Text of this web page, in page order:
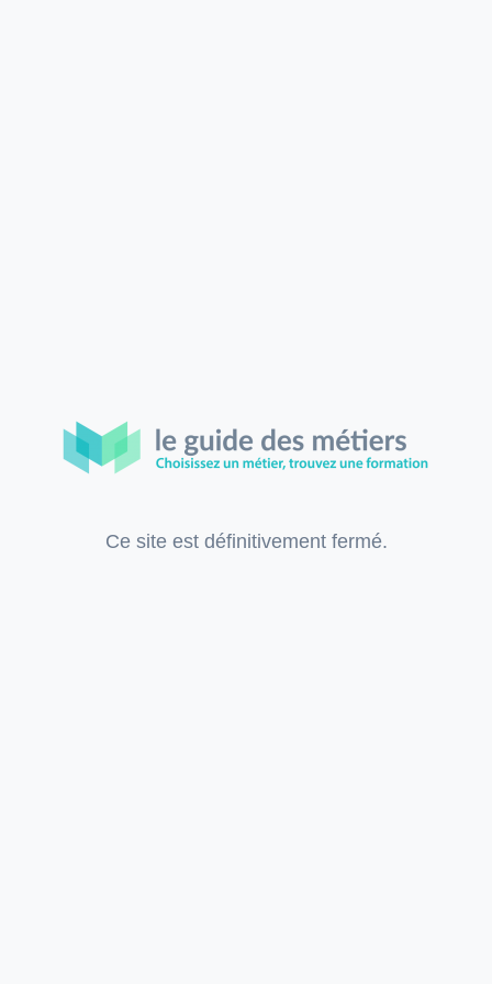
Ce site est définitivement fermé.